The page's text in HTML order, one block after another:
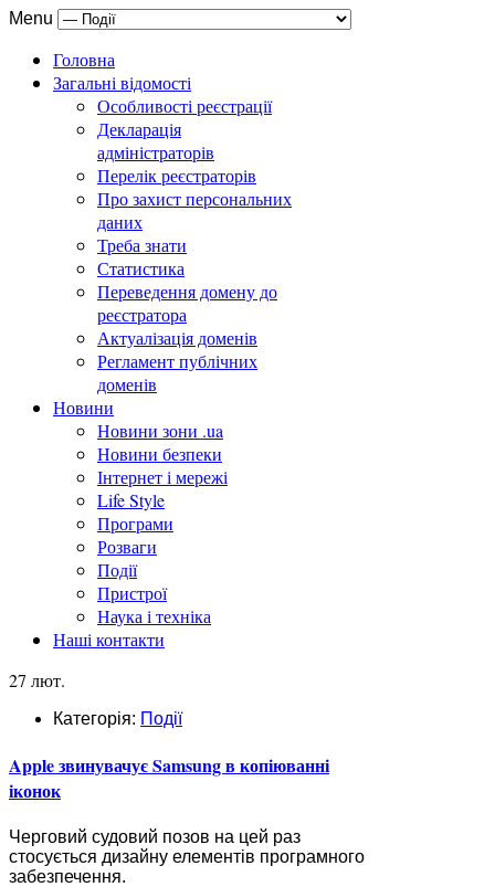
Menu
Головна
Загальні відомості
Особливості реєстрації
Декларація
адміністраторів
Перелік реєстраторів
Про захист персональних
даних
Треба знати
Статистика
Переведення домену до
реєстратора
Актуалізація доменів
Регламент публічних
доменів
Новини
Новини зони .ua
Новини безпеки
Інтернет і мережі
Life Style
Програми
Розваги
Події
Пристрої
Наука і техніка
Наші контакти
27 лют.
Категорія: Події
Apple звинувачує Samsung в копіюванні
іконок
Черговий судовий позов на цей раз
стосується дизайну елементів програмного
забезпечення.